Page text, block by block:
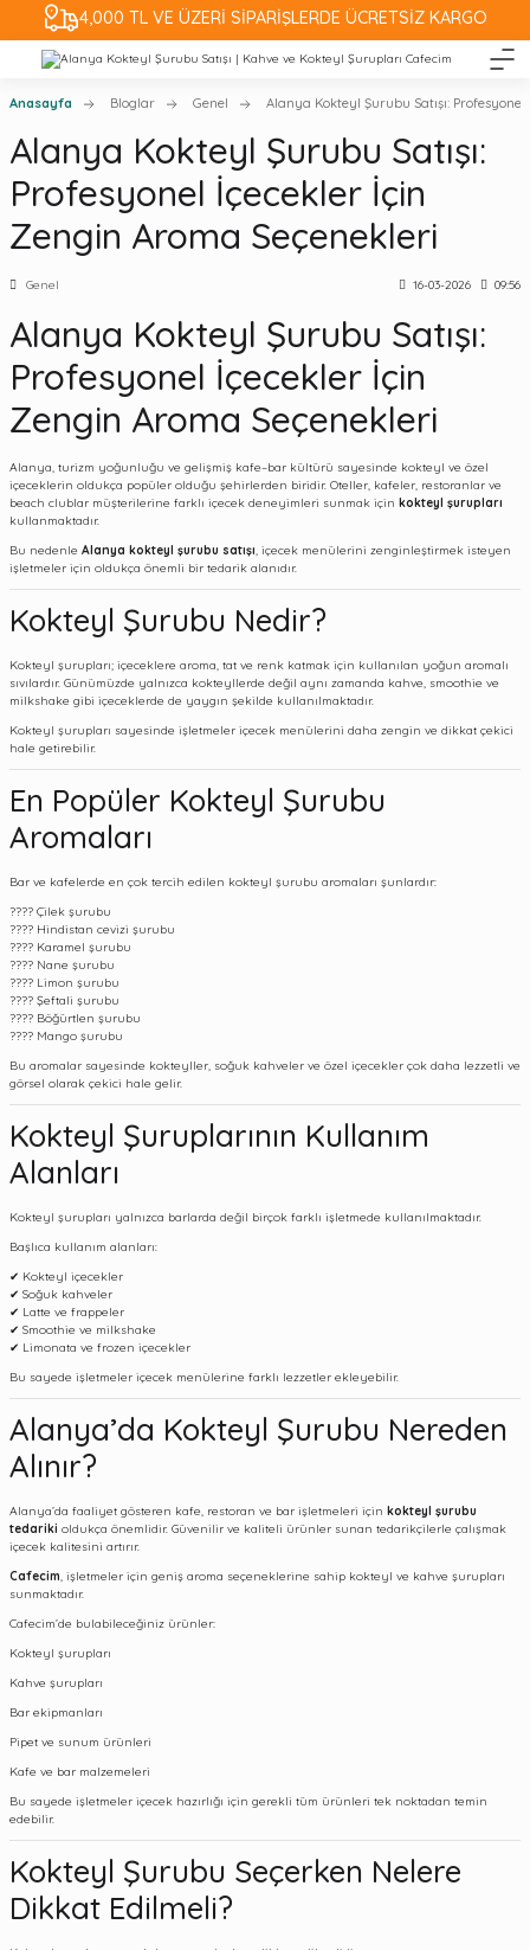
4,000 TL VE ÜZERİ SİPARİŞLERDE ÜCRETSİZ KARGO
Anasayfa Bloglar Genel Alanya Kokteyl Şurubu Satışı:
Alanya Kokteyl Şurubu Satışı:
Profesyonel İçecekler İçin
Zengin Aroma Seçenekleri
Genel 16-03-2026 09:56
Alanya Kokteyl Şurubu Satışı:
Profesyonel İçecekler İçin
Zengin Aroma Seçenekleri
Alanya, turizm yoğunluğu ve gelişmiş kafe–bar kültürü sayesinde kokteyl ve özel
içeceklerin oldukça popüler olduğu şehirlerden biridir. Oteller, kafeler, restoranlar ve
beach clublar müşterilerine farklı içecek deneyimleri sunmak için kokteyl şurupları
kullanmaktadır.
Bu nedenle Alanya kokteyl şurubu satışı, içecek menülerini zenginleştirmek isteyen
işletmeler için oldukça önemli bir tedarik alanıdır.
Kokteyl Şurubu Nedir?
Kokteyl şurupları; içeceklere aroma, tat ve renk katmak için kullanılan yoğun aromalı
sıvılardır. Günümüzde yalnızca kokteyllerde değil aynı zamanda kahve, smoothie ve
milkshake gibi içeceklerde de yaygın şekilde kullanılmaktadır.
Kokteyl şurupları sayesinde işletmeler içecek menülerini daha zengin ve dikkat çekici
hale getirebilir.
En Popüler Kokteyl Şurubu
Aromaları
Bar ve kafelerde en çok tercih edilen kokteyl şurubu aromaları şunlardır:
???? Çilek şurubu
???? Hindistan cevizi şurubu
???? Karamel şurubu
???? Nane şurubu
???? Limon şurubu
???? Şeftali şurubu
???? Böğürtlen şurubu
???? Mango şurubu
Bu aromalar sayesinde kokteyller, soğuk kahveler ve özel içecekler çok daha lezzetli ve
görsel olarak çekici hale gelir.
Kokteyl Şuruplarının Kullanım
Alanları
Kokteyl şurupları yalnızca barlarda değil birçok farklı işletmede kullanılmaktadır.
Başlıca kullanım alanları:
✔ Kokteyl içecekler
✔ Soğuk kahveler
✔ Latte ve frappeler
✔ Smoothie ve milkshake
✔ Limonata ve frozen içecekler
Bu sayede işletmeler içecek menülerine farklı lezzetler ekleyebilir.
Alanya’da Kokteyl Şurubu Nereden
Alınır?
Alanya’da faaliyet gösteren kafe, restoran ve bar işletmeleri için kokteyl şurubu
tedariki oldukça önemlidir. Güvenilir ve kaliteli ürünler sunan tedarikçilerle çalışmak
içecek kalitesini artırır.
Cafecim, işletmeler için geniş aroma seçeneklerine sahip kokteyl ve kahve şurupları
sunmaktadır.
Cafecim’de bulabileceğiniz ürünler:
Kokteyl şurupları
Kahve şurupları
Bar ekipmanları
Pipet ve sunum ürünleri
Kafe ve bar malzemeleri
Bu sayede işletmeler içecek hazırlığı için gerekli tüm ürünleri tek noktadan temin
edebilir.
Kokteyl Şurubu Seçerken Nelere
Dikkat Edilmeli?